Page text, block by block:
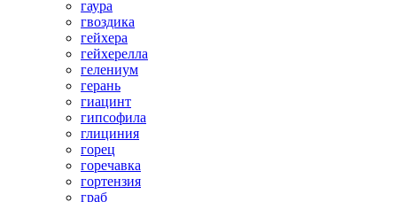
гаура
гвоздика
гейхера
гейхерелла
гелениум
герань
гиацинт
гипсофила
глициния
горец
горечавка
гортензия
граб